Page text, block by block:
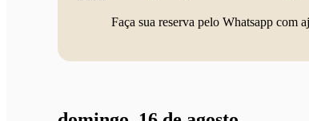
Faça sua reserva pelo Whatsapp com